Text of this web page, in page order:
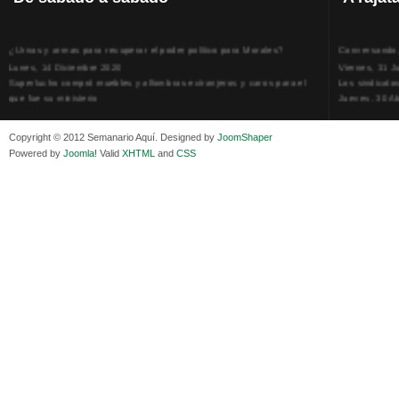
¿Urnas y armas para recuperar el poder político para Morales?
Superlucho compró muebles y alfombras extranjeros y caros para el
que fue su ministerio
Viernes, 11 Diciembre 2020
Medios de difusión, amigos y enemigos de Evo Morales
Jueves, 30
Copyright © 2012 Semanario Aquí. Designed by JoomShaper
Powered by Joomla! Valid XHTML and CSS